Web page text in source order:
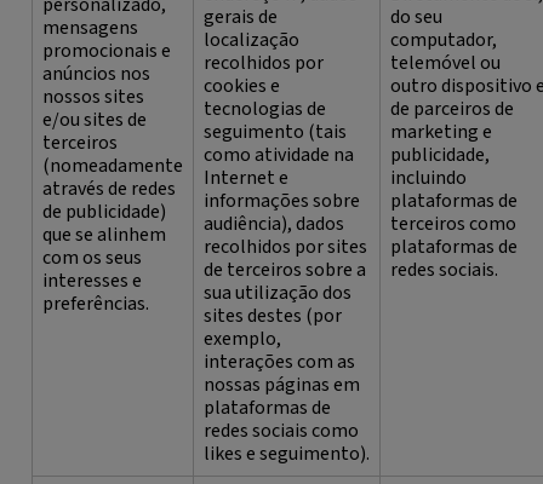
mensagens
promocionais e
anúncios nos
nossos sites
e/ou sites de
terceiros
(nomeadamente
através de redes
de publicidade)
que se alinhem
com os seus
interesses e
preferências.
gerais de
localização
recolhidos por
cookies e
tecnologias de
seguimento (tais
como atividade na
Internet e
informações sobre
audiência), dados
recolhidos por sites
de terceiros sobre a
sua utilização dos
sites destes (por
exemplo,
interações com as
nossas páginas em
plataformas de
redes sociais como
likes e seguimento).
do seu
computador,
telemóvel ou
outro dispositivo
de parceiros de
marketing e
publicidade,
incluindo
plataformas de
terceiros como
plataformas de
redes sociais.